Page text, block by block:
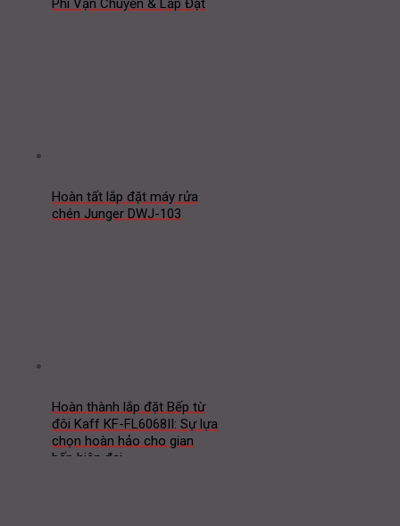
Phí Vận Chuyển & Lắp Đặt
Hoàn tất lắp đặt máy rửa
chén Junger DWJ-103
Hoàn thành lắp đặt Bếp từ
đôi Kaff KF-FL6068II: Sự lựa
chọn hoàn hảo cho gian
bếp hiện đại